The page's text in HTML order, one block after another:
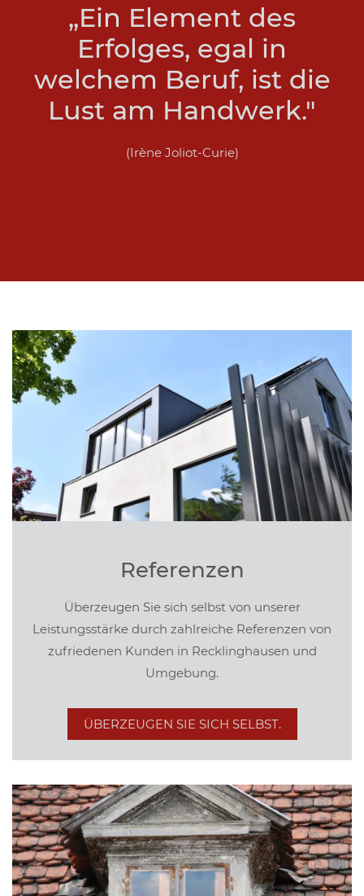
„Ein Element des
Erfolges, egal in
welchem Beruf, ist die
Lust am Handwerk."
(Irène Joliot-Curie)
Referenzen
Überzeugen Sie sich selbst von unserer
Leistungsstärke durch zahlreiche Referenzen von
zufriedenen Kunden in Recklinghausen und
Umgebung.
ÜBERZEUGEN SIE SICH SELBST.